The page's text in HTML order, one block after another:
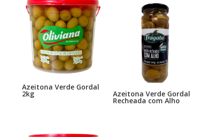
Azeitona Verde Gordal
2kg Azeitona Verde Gordal
Recheada com Alho